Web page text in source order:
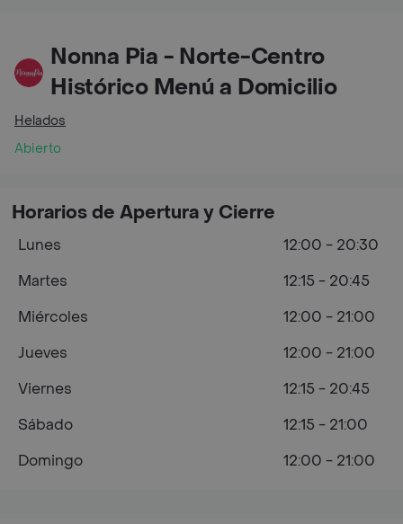
Nonna Pia - Norte-Centro
Histórico Menú a Domicilio
Helados
Abierto
Horarios de Apertura y Cierre
Lunes
12:00 - 20:30
Martes
12:15 - 20:45
Miércoles
12:00 - 21:00
Jueves
12:00 - 21:00
Viernes
12:15 - 20:45
Sábado
12:15 - 21:00
Domingo
12:00 - 21:00